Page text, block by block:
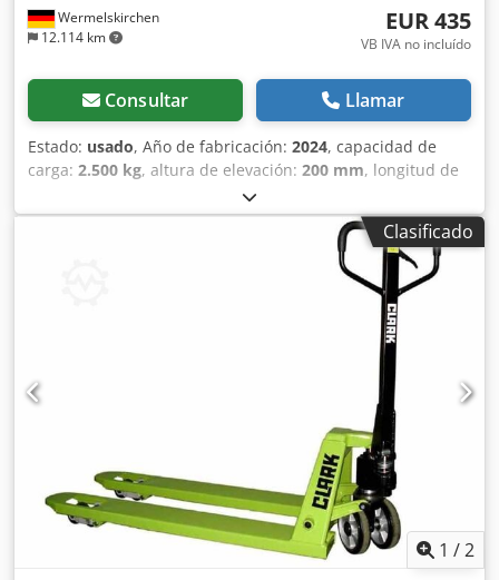
Wermelskirchen
12.114 km
EUR 435
VB IVA no incluído
Consultar Llamar
Estado: usado, Año de fabricación: 2024, capacidad de
carga: 2.500 kg, altura de elevación: 200 mm, longitud de
, tipo de accionamiento:
Transpaleta manual Tipo de mástil: Ninguno Tipo de
ruedas delanteras: Poliuretano Estado de ruedas
delanteras: 80 - 100% Tipo de ruedas traseras: Poliuretano
Estado de ruedas traseras: 80 - 100% Crjdsxfyfzjpfx Ak Def
Centro de carga: 600 mm Distancia de carga: 934 mm
Distancia entre ejes: 1165 mm Ruedas: Rodillo de dirección
de goma Ruedas: Rodillos de carga de poliuretano.
Clasificado
1 /2